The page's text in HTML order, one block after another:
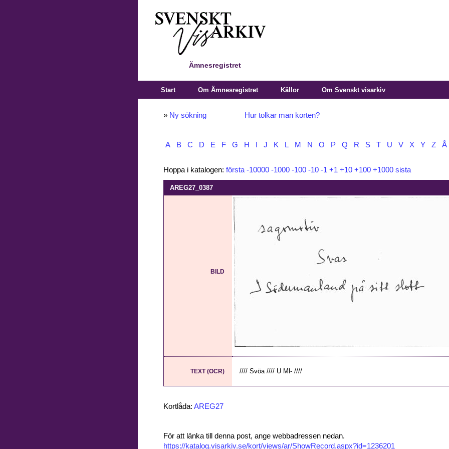
Ämnesregistret
Start Om Ämnesregistret Källor Om Svenskt visarkiv
» Ny sökning Hur tolkar man korten?
A B C D E F G H J K L M N O P Q R S T U V X Y Z Å
Hoppa i katalogen: första -10000 -1000 -100 -10 -1 +1 +10 +100 +1000 sista
AREG27_0387
BILD
TEXT (OCR) //// Svöa //// U Ml- ////
Kortlåda: AREG27
För att länka till denna post, ange webbadressen nedan.
https://katalog.visarkiv.se/kort/views/ar/ShowRecord.aspx?id=1236201